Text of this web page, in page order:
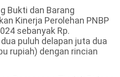
Bukti dan Barang
Kinerja Perolehan PNBP
sebanyak Rp.
puluh delapan juta dua
rupiah) dengan rincian